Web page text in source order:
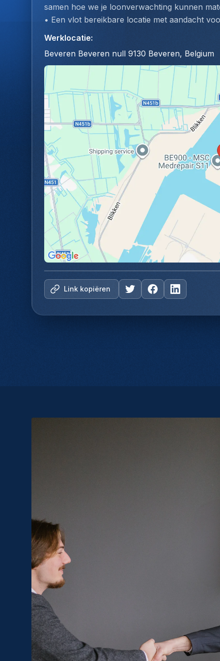
samen hoe we je loonverwachting kunnen
• Een vlot bereikbare locatie met aandacht
Werklocatie:
Beveren Beveren null 9130 Beveren, Belgium
Link kopiëren